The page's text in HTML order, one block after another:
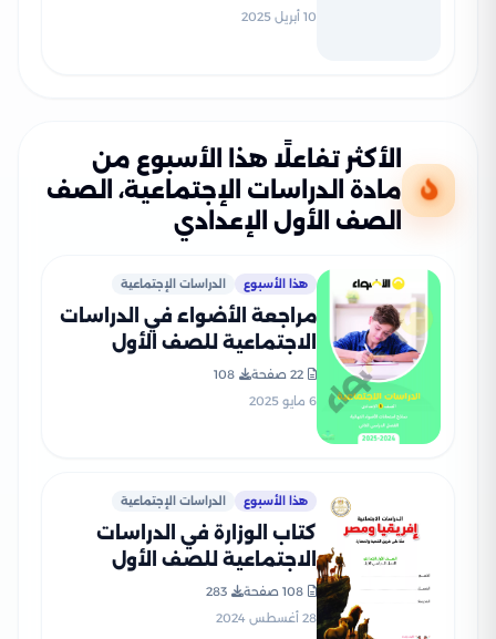
مارس وأبريل بصيغة PDF
10 أبريل 2025
الأكثر تفاعلًا هذا الأسبوع من
مادة الدراسات الإجتماعية، الصف
الصف الأول الإعدادي
هذا الأسبوع الدراسات الإجتماعية
مراجعة الأضواء في الدراسات
الاجتماعية للصف الأول
PDF بالاجابات
22 صفحة
108
6 مايو 2025
هذا الأسبوع الدراسات الإجتماعية
كتاب الوزارة في الدراسات
الاجتماعية للصف الأول
بصيغة PDF
108 صفحة
283
28 أغسطس 2024